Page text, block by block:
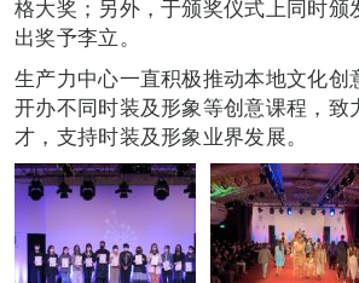
格大奖；另外，于颁奖仪式上同时颁
出奖予李立。
生产力中心一直积极推动本地文化创
开办不同时装及形象等创意课程，致
才，支持时装及形象业界发展。